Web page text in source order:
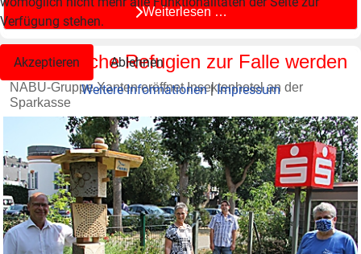
Weiterlesen …
Wenn falsche Refugien zur Falle werden
NABU-Gruppe Xanten eröffnet Insektenhotel an der
Sparkasse
Verfügung stehen.
Akzeptieren
Ablehnen
Weitere Informationen|Impressum